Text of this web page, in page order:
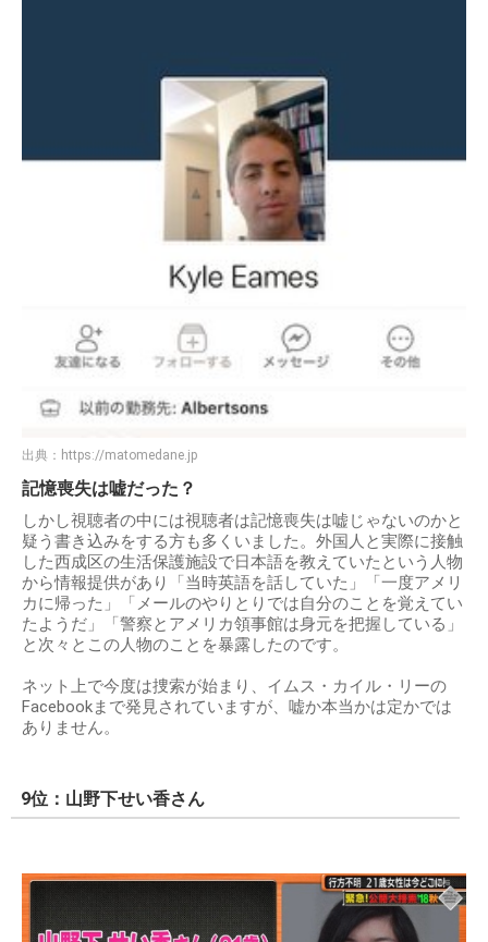
出典： https://matomedane.jp
記憶喪失は嘘だった？
しかし視聴者の中には視聴者は記憶喪失は嘘じゃないのかと
疑う書き込みをする方も多くいました。外国人と実際に接触
した西成区の生活保護施設で日本語を教えていたという人物
から情報提供があり「当時英語を話していた」「一度アメリ
カに帰った」「メールのやりとりでは自分のことを覚えてい
たようだ」「警察とアメリカ領事館は身元を把握している」
と次々とこの人物のことを暴露したのです。
ネット上で今度は捜索が始まり、イムス・カイル・リーの
Facebookまで発見されていますが、嘘か本当かは定かでは
ありません。
9位：山野下せい香さん